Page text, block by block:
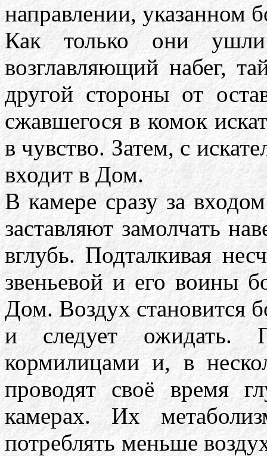
направлении, указанном
Как только они
возглавляющий набег,
другой стороны от
сжавшегося в комок
в чувство. Затем, с
входит в Дом.
В камере сразу за
заставляют замолчать
вглубь. Подталкивая
звеньевой и его воины
Дом. Воздух становится
и следует ожидать.
кормилицами и, в
проводят своё время
камерах. Их
потреблять меньше